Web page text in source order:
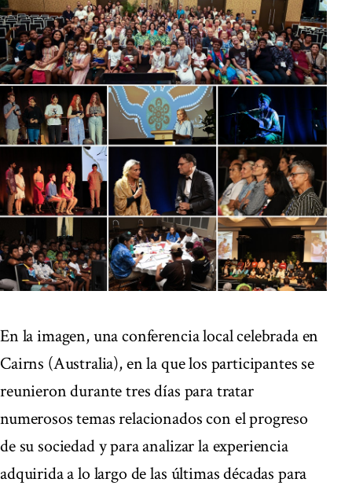
En la imagen, una conferencia local celebrada en
Cairns (Australia), en la que los participantes se
reunieron durante tres días para tratar
numerosos temas relacionados con el progreso
de su sociedad y para analizar la experiencia
adquirida a lo largo de las últimas décadas para